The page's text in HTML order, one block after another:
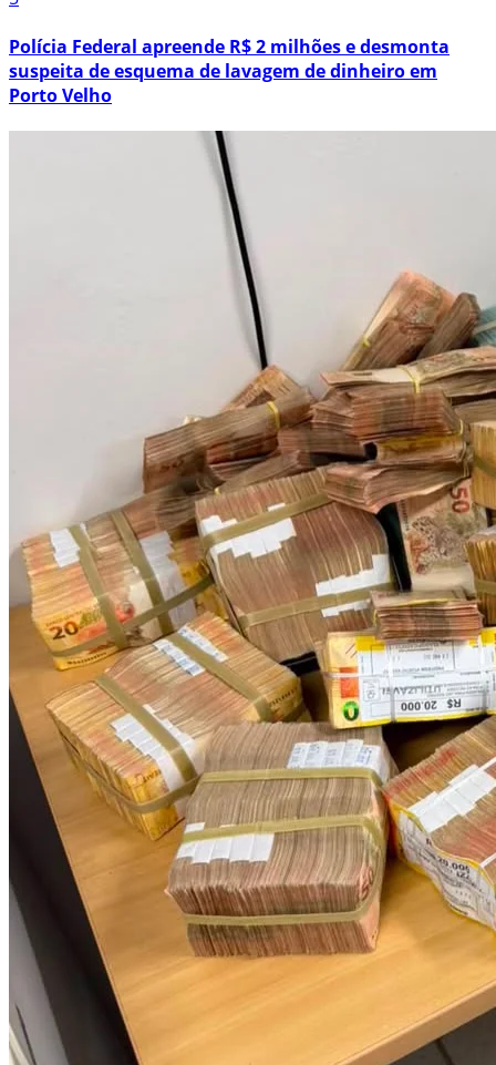
Polícia Federal apreende R$ 2 milhões e desmonta
suspeita de esquema de lavagem de dinheiro em
Porto Velho